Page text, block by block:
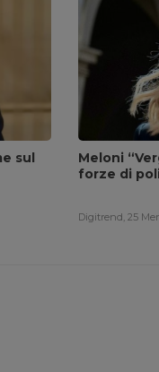
sul
Meloni
forze di
Digitrend, 25